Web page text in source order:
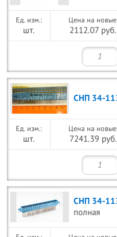
шт.
Цена на
2112.07 руб.
СНП 34-
шт.
Цена на
7241.39 руб.
СНП 34-
полная